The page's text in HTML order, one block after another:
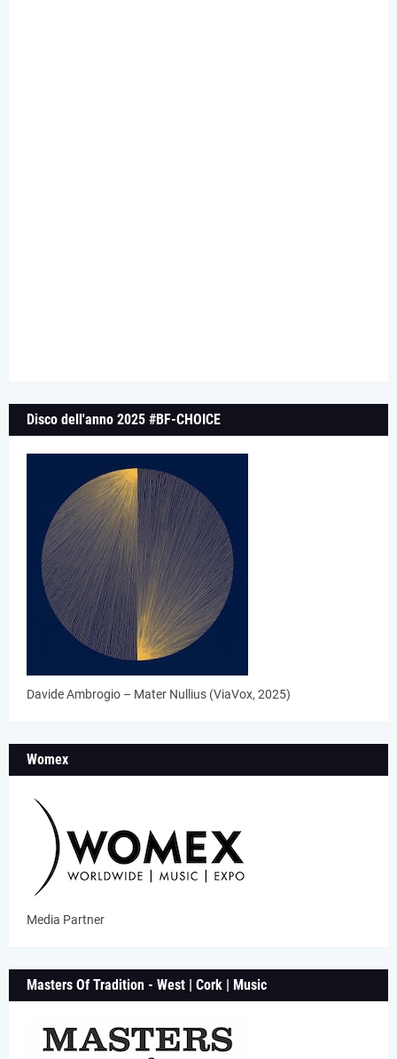
Disco dell'anno 2025 #BF-CHOICE
Davide Ambrogio – Mater Nullius (ViaVox, 2025)
Womex
Media Partner
Masters Of Tradition - West | Cork | Music